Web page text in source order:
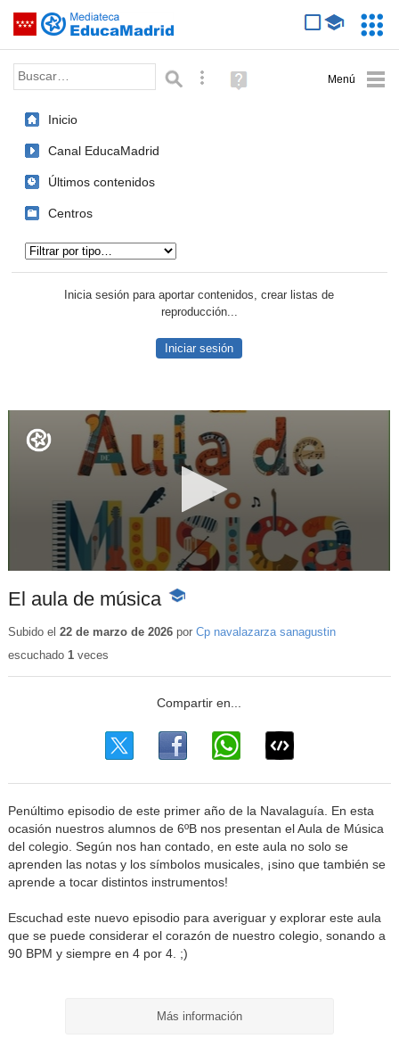
Saltar navegación
Palabra o frase: Búsqueda avanzada
Ayuda
(en
Inicio
Canal EducaMadrid
Últimos contenidos
Centros
Inicia sesión para aportar contenidos, crear listas de
reproducción...
Iniciar sesión
El aula de música -
educativo
Subido el 22 de marzo de 2026por Cp navalazarza sanagustin
escuchado 1veces
Penúltimo episodio de este primer año de la Navalaguía. En esta
ocasión nuestros alumnos de 6ºB nos presentan el Aula de Música
del colegio. Según nos han contado, en este aula no solo se
aprenden las notas y los símbolos musicales, ¡sino que también se
aprende a tocar distintos instrumentos!
Escuchad este nuevo episodio para averiguar y explorar este aula
que se puede considerar el corazón de nuestro colegio, sonando a
90 BPM y siempre en 4 por 4. ;)
Más información